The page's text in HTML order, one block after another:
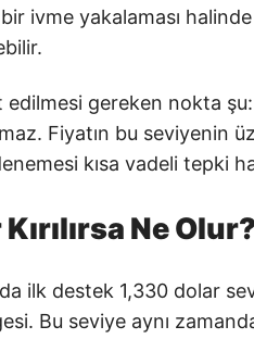
bir ivme yakalaması
gereken nokta şu:
Fiyatın bu seviyenin
kısa vadeli tepki
Ne Olur?
ilk destek 1,330 dolar
Bu seviye aynı